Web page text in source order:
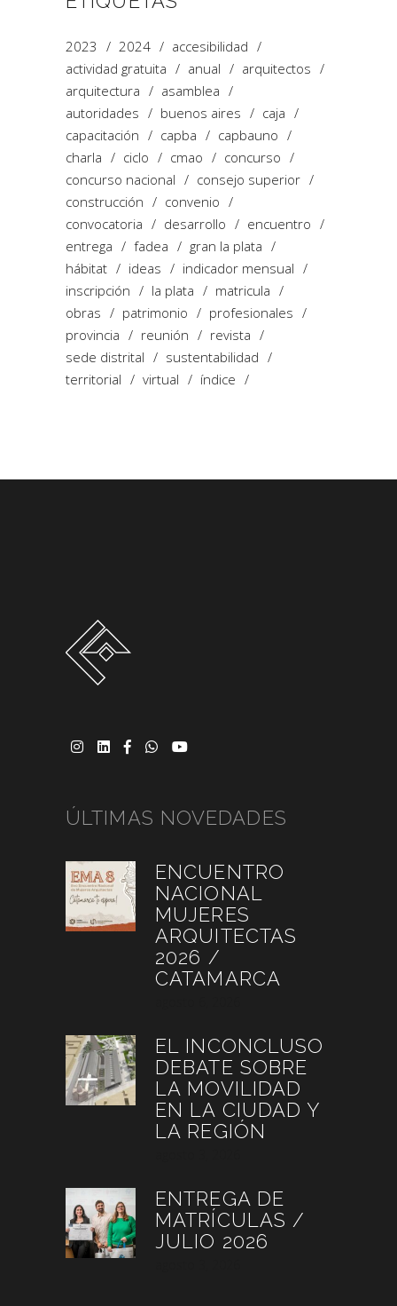
2023 2024
accesibilidad
actividad gratuita
anual
arquitectos
arquitectura
asamblea
autoridades
buenos aires
caja
capacitación
capba
capbauno
charla
ciclo cmao
concurso
concurso nacional
consejo superior
construcción
convenio
convocatoria
desarrollo
encuentro
entrega
fadea
gran la plata
hábitat
ideas
indicador mensual
inscripción
la plata
matricula
obras
patrimonio
profesionales
provincia
reunión
revista
sede distrital
sustentabilidad
territorial
virtual índice
ÚLTIMAS NOVEDADES
ENCUENTRO
NACIONAL
MUJERES
ARQUITECTAS
2026 /
CATAMARCA
EL INCONCLUSO
DEBATE SOBRE
LA MOVILIDAD
EN LA CIUDAD Y
LA REGIÓN
ENTREGA DE
MATRÍCULAS /
JULIO 2026